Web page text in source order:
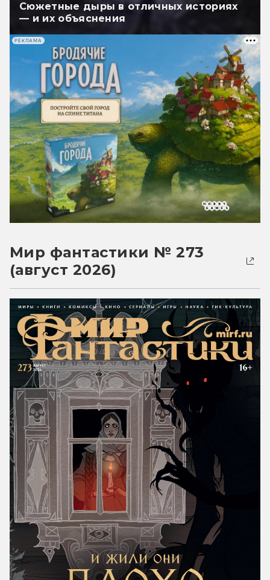
Сюжетные дыры в отличных историях
— и их объяснения
РЕКЛАМА
Мир фантастики № 273
(август 2026)